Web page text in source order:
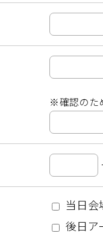
※確認のた
当日
後日ア